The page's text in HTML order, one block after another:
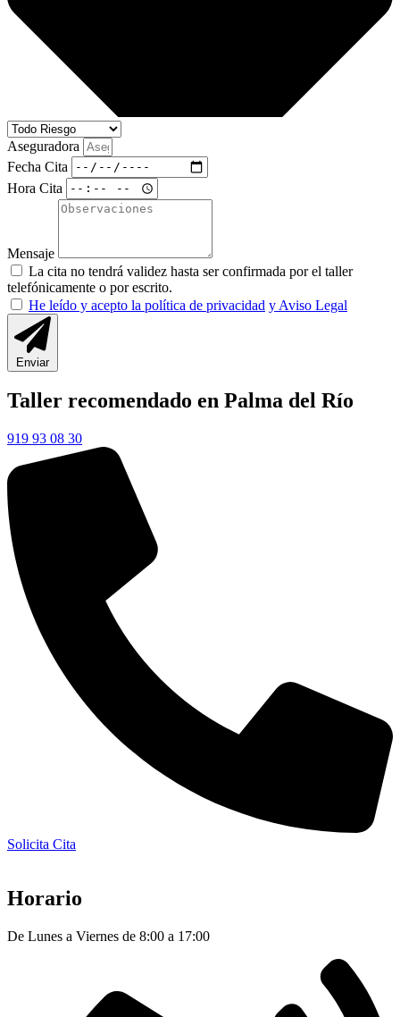
Aseguradora
Fecha Cita
Hora Cita
Mensaje
La cita no tendrá validez hasta ser confirmada por el taller
telefónicamente o por escrito.
He leído y acepto la política de privacidad y Aviso Legal
Enviar
Taller recomendado en Palma del Río
919 93 08 30
Solicita Cita
Horario
De Lunes a Viernes de 8:00 a 17:00